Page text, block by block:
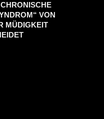
VON
MÜDIGKEIT